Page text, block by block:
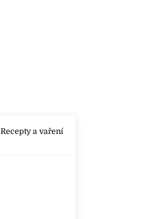
Recepty a vaření